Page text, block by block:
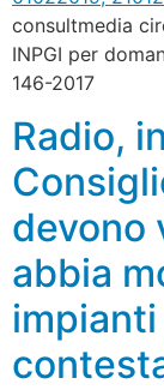
consultmedia
INPGI per
146-2017
Radio,
devono
abbia